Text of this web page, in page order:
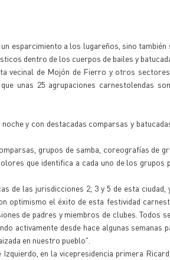
esparcimiento a los lugareños, sino también
dentro de los cuerpos de bailes y
vecinal de Mojón de Fierro y otros
unas 25 agrupaciones carnestolendas
y con destacadas comparsas y
grupos de samba, coreografías de
que identifica a cada uno de los grupos
las jurisdicciones 2, 3 y 5 de esta ciudad,
optimismo el éxito de esta festividad
de padres y miembros de clubes. Todos
activamente desde hace algunas semanas
en nuestro pueblo".
en la vicepresidencia primera